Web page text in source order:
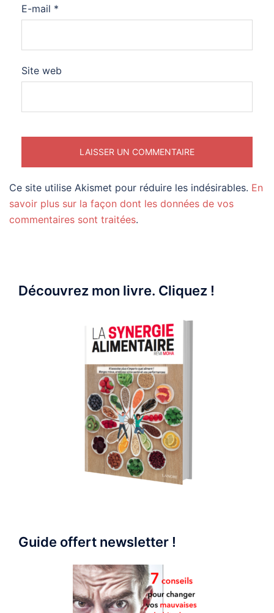
E-mail *
Site web
Ce site utilise Akismet pour réduire les indésirables. En
savoir plus sur la façon dont les données de vos
commentaires sont traitées.
Découvrez mon livre. Cliquez !
Guide offert newsletter !